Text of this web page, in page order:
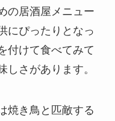
の居酒屋メニュー
にぴったりとなっ
付けて食べてみて
しさがあります。
焼き鳥と匹敵する